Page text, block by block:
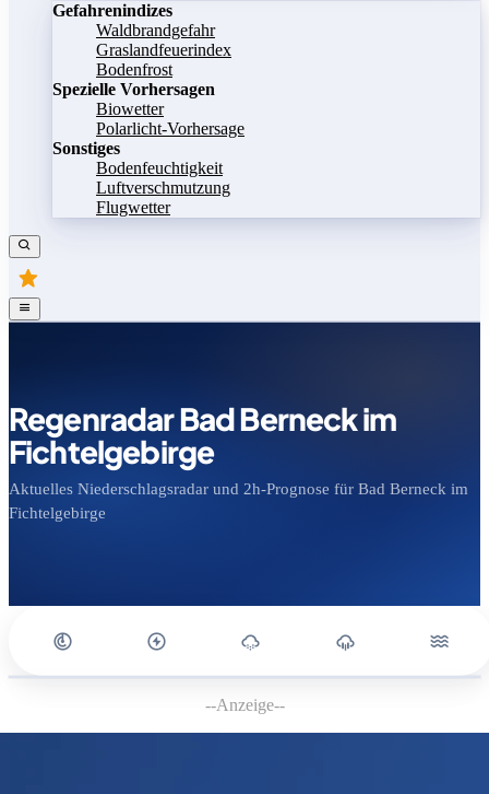
Gefahrenindizes
Waldbrandgefahr
Graslandfeuerindex
Bodenfrost
Spezielle Vorhersagen
Biowetter
Polarlicht-Vorhersage
Sonstiges
Bodenfeuchtigkeit
Luftverschmutzung
Flugwetter
Regenradar Bad Berneck im
Fichtelgebirge
Aktuelles Niederschlagsradar und 2h-Prognose für Bad Berneck im
Fichtelgebirge
--Anzeige--